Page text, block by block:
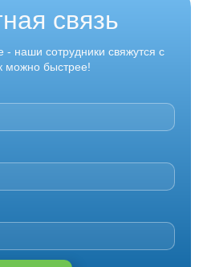
связь
наши сотрудники свяжутся с
можно быстрее!